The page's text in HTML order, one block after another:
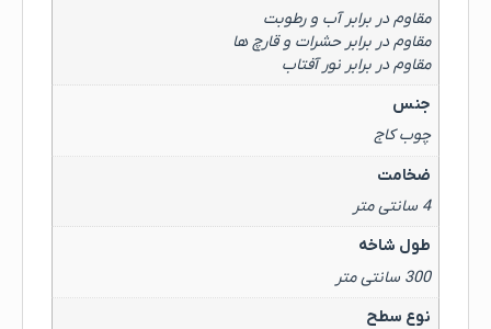
مقاوم در برابر آب و رطوبت
مقاوم در برابر حشرات و قارچ ها
مقاوم در برابر نور آفتاب
جنس
چوب کاج
ضخامت
4 سانتی متر
طول شاخه
300 سانتی متر
نوع سطح